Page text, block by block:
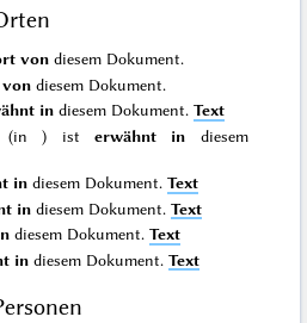
von diesem Dokument.
diesem Dokument.
in diesem Dokument.Text
(in) isterwähnt in diesem
in diesem Dokument.Text
in diesem Dokument.Text
diesem Dokument.Text
in diesem Dokument.Text